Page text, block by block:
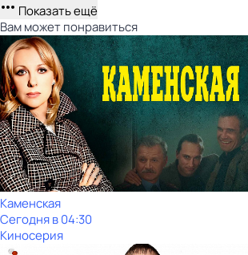
Показать ещё
Вам может понравиться
Каменская
Сегодня в 04:30
Киносерия